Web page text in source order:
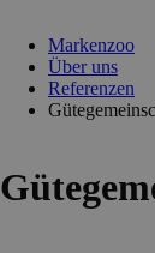
Markenzoo
Über uns
Referenzen